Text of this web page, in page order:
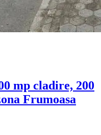
mp cladire, 200
Frumoasa